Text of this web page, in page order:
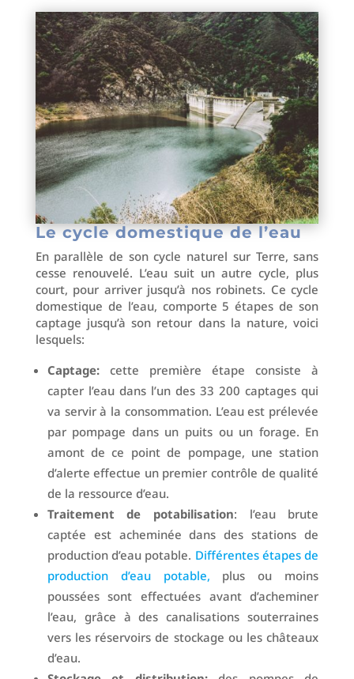
Le cycle domestique de l’eau
En parallèle de son cycle naturel sur Terre, sans
cesse renouvelé. L’eau suit un autre cycle, plus
court, pour arriver jusqu’à nos robinets. Ce cycle
domestique de l’eau, comporte 5 étapes de son
captage jusqu’à son retour dans la nature, voici
lesquels:
Captage:cette première étape consiste à
capter l’eau dans l’un des 33 200 captages qui
va servir à la consommation. L’eau est prélevée
par pompage dans un puits ou un forage. En
amont de ce point de pompage, une station
d’alerte effectue un premier contrôle de qualité
de la ressource d’eau.
Traitement de potabilisation: l’eau brute
captée est acheminée dans des stations de
production d’eau potable. Différentes étapes de
production d’eau potable, plus ou moins
poussées sont effectuées avant d’acheminer
l’eau, grâce à des canalisations souterraines
vers les réservoirs de stockage ou les châteaux
d’eau.